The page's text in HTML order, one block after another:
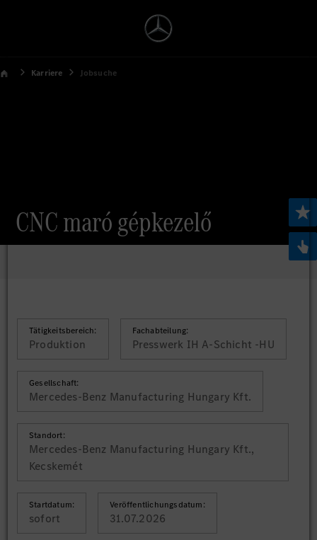
Karriere Jobsuche
CNC maró gépkezelő
Tätigkeitsbereich:
Produktion
Fachabteilung:
Presswerk IH A-Schicht -HU
Gesellschaft:
Mercedes-Benz Manufacturing Hungary Kft.
Standort:
Mercedes-Benz Manufacturing Hungary Kft.,
Kecskemét
Startdatum:
sofort
Veröffentlichungsdatum:
31.07.2026